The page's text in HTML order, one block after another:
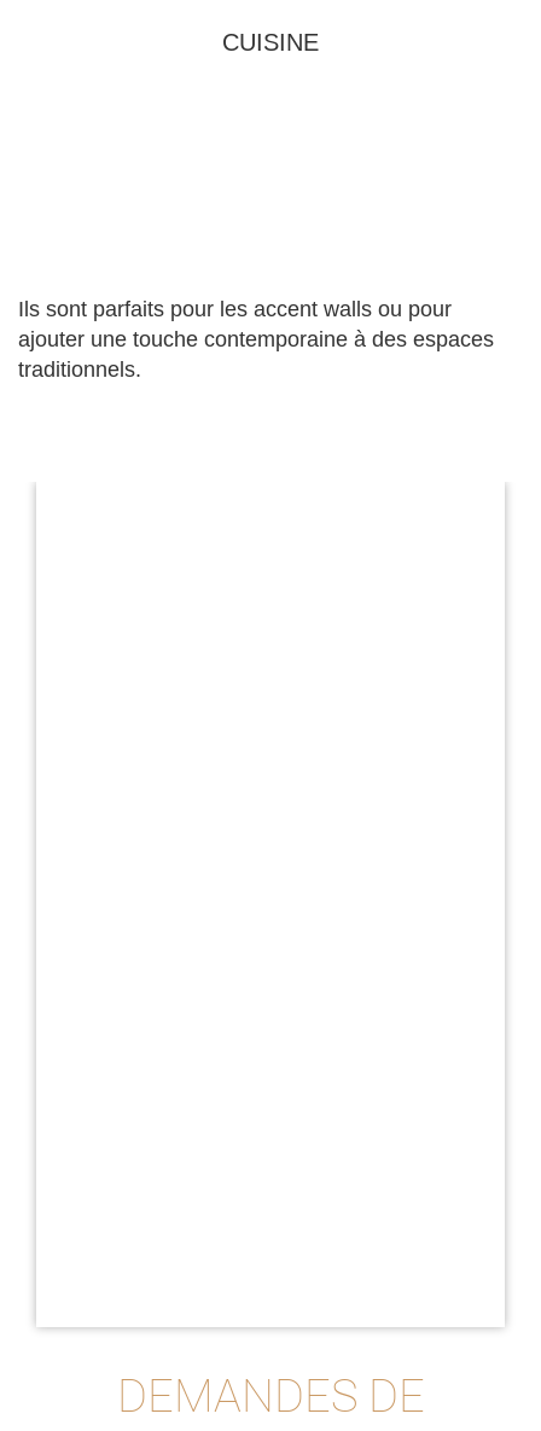
CUISINE
Ils sont parfaits pour les accent walls ou pour
ajouter une touche contemporaine à des espaces
traditionnels.
DEMANDES DE